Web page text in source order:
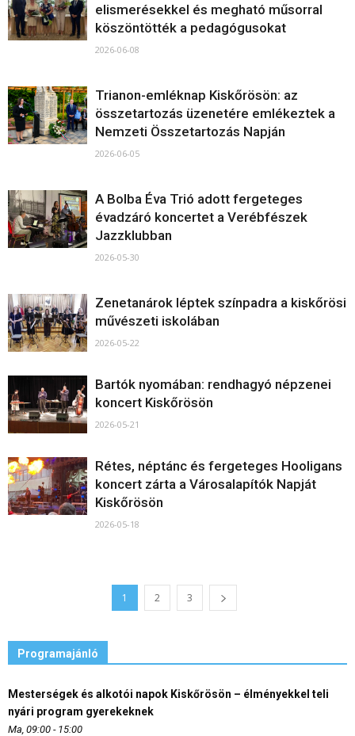
elismerésekkel és megható műsorral
köszöntötték a pedagógusokat
2026-06-08
Trianon-emléknap Kiskőrösön: az
összetartozás üzenetére emlékeztek a
Nemzeti Összetartozás Napján
2026-06-05
A Bolba Éva Trió adott fergeteges
évadzáró koncertet a Verébfészek
Jazzklubban
2026-05-30
Zenetanárok léptek színpadra a kiskőrösi
művészeti iskolában
2026-05-22
Bartók nyomában: rendhagyó népzenei
koncert Kiskőrösön
2026-05-21
Rétes, néptánc és fergeteges Hooligans
koncert zárta a Városalapítók Napját
Kiskőrösön
2026-05-18
1 2 3
Programajánló
Mesterségek és alkotói napok Kiskőrösön – élményekkel teli
nyári program gyerekeknek
Ma, 09:00 - 15:00